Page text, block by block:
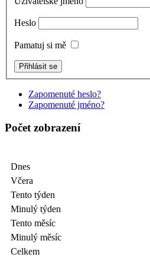
Heslo
Pamatuj si mě
Zapomenuté heslo?
Zapomenuté jméno?
Počet zobrazení
Dnes
Včera
Tento týden
Minulý týden
Tento měsíc
Minulý měsíc
Celkem